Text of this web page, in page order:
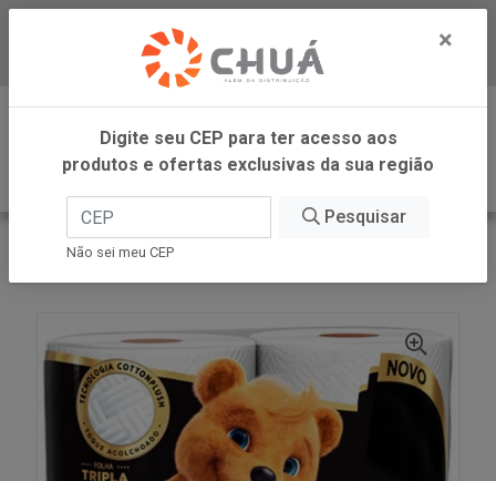
Baixe já nosso APP
0
INÍCIO
SUZANO PAPEL E CELULOSE
×
Digite seu CEP para ter acesso aos
produtos e ofertas exclusivas da sua região
Pesquisar
Não sei meu CEP